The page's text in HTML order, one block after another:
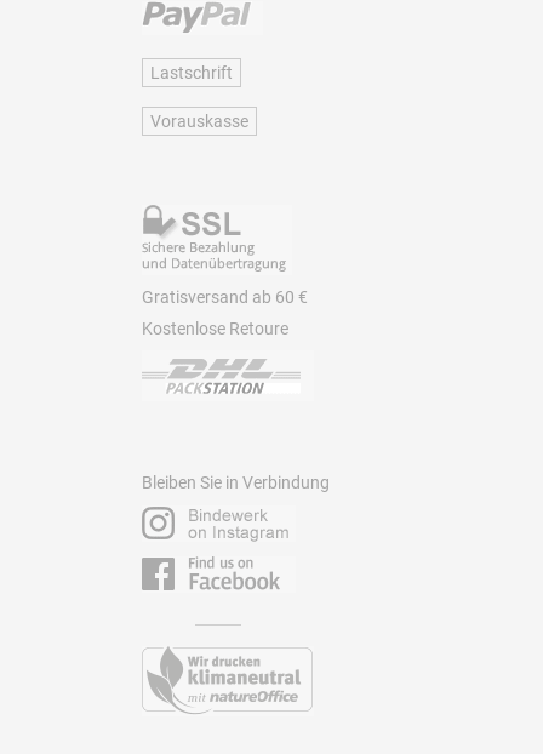
Lastschrift
Vorauskasse
Gratisversand ab 60 €
Kostenlose Retoure
Bleiben Sie in Verbindung